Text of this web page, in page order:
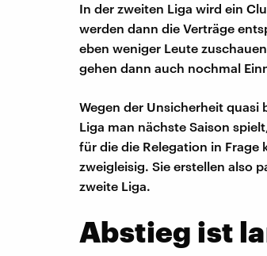
In der zweiten Liga wird ein
werden dann die Verträge
eben weniger Leute
gehen dann auch nochmal
Wegen der Unsicherheit quasi
Liga man nächste Saison
für die die Relegation in
zweigleisig. Sie erstellen also
zweite Liga.
Abstieg ist